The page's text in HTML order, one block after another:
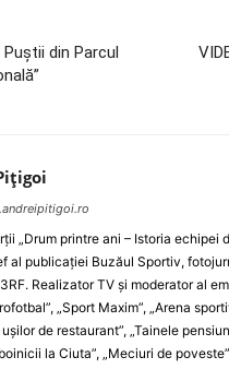
Puştii din Parcul
„Drum printre ani – Istoria echipei
al publicaţiei Buzăul Sportiv,
Realizator TV şi moderator al
„Sport Maxim”, „Arena
uşilor de restaurant”, „Tainele
la Ciuta”, „Meciuri de